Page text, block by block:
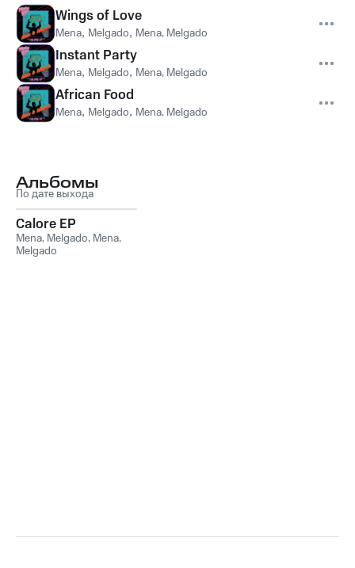
Wings of Love
Mena, Melgado, Mena, Melgado
Instant Party
Mena, Melgado, Mena, Melgado
African Food
Mena, Melgado, Mena, Melgado
Альбомы
По дате выхода
Calore EP
Mena, Melgado, Mena,
Melgado